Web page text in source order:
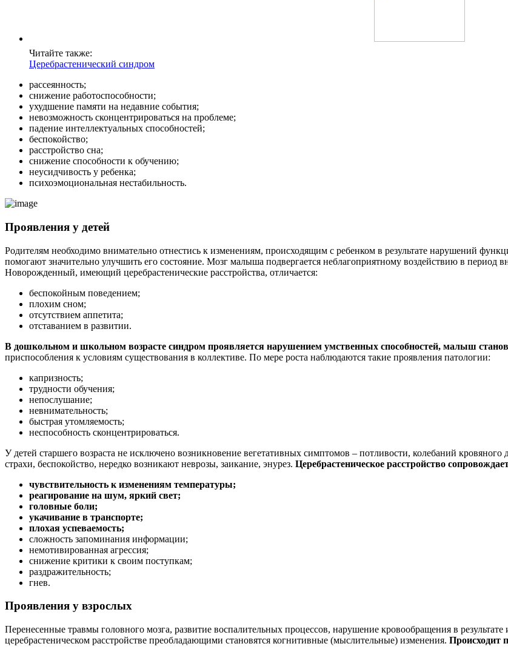
Читайте также:
Церебрастенический синдром
рассеянность;
снижение работоспособности;
ухудшение памяти на недавние события;
невозможность сконцентрироваться на проблеме;
падение интеллектуальных способностей;
беспокойство;
расстройство сна;
снижение способности к обучению;
неусидчивость у ребенка;
психоэмоциональная нестабильность.
Проявления у детей
Родителям необходимо внимательно отнестись к изменениям, происходящим с ребенком в результате нарушений
помогают значительно улучшить его состояние. Мозг малыша подвергается неблагоприятному воздействию в период
Новорожденный, имеющий церебрастенические расстройства, отличается:
беспокойным поведением;
плохим сном;
отсутствием аппетита;
отставанием в развитии.
В дошкольном и школьном возрасте синдром проявляется нарушением умственных способностей, малыш
приспособления к условиям существования в коллективе. По мере роста наблюдаются такие проявления патологии:
капризность;
трудности обучения;
непослушание;
невнимательность;
быстрая утомляемость;
неспособность сконцентрироваться.
У детей старшего возраста не исключено возникновение вегетативных симптомов – потливости, колебаний
страхи, беспокойство, нередко возникают неврозы, заикание, энурез. Церебрастеническое расстройство
чувствительность к изменениям температуры;
реагирование на шум, яркий свет;
головные боли;
укачивание в транспорте;
плохая успеваемость;
сложность запоминания информации;
немотивированная агрессия;
снижение критики к своим поступкам;
раздражительность;
гнев.
Проявления у взрослых
Перенесенные травмы головного мозга, развитие воспалительных процессов, нарушение кровообращения в
церебрастеническом расстройстве преобладающими становятся когнитивные (мыслительные) изменения. Происходит